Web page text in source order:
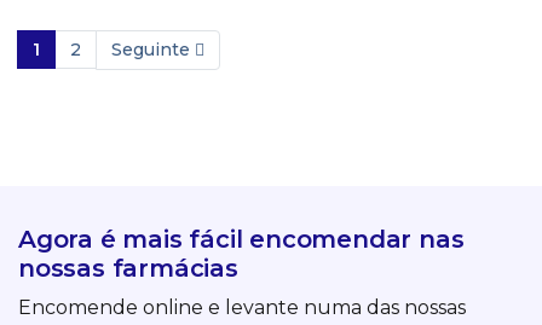
1 2 Seguinte
Agora é mais fácil encomendar nas
nossas farmácias
Encomende online e levante numa das nossas